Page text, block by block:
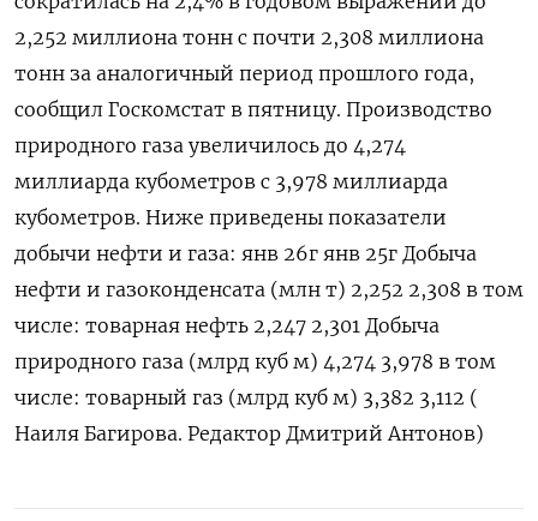
2,⁠252 ‌миллиона тонн с ‌почти 2,308 миллиона
тонн за ​аналогичный период ‌прошлого года,
сообщил Госкомстат в ​пятницу. Производство
природного газа увеличилось ‌до 4,274
миллиарда кубометров с 3,978 ​миллиарда ​
кубометров. Ниже ‌приведены показатели
добычи нефти ​и газа: янв 26г янв 25г Добыча
нефти и газоконденсата (млн т) 2,252 2,308 в том
числе: товарная нефть 2,247 2,301 Добыча
природного ​газа (⁠млрд куб м) 4,274 3,978 в ‌том
числе: товарный газ (‌млрд куб м) 3,382 3,112 (​
Наиля Багирова. Редактор ‌Дмитрий Антонов)